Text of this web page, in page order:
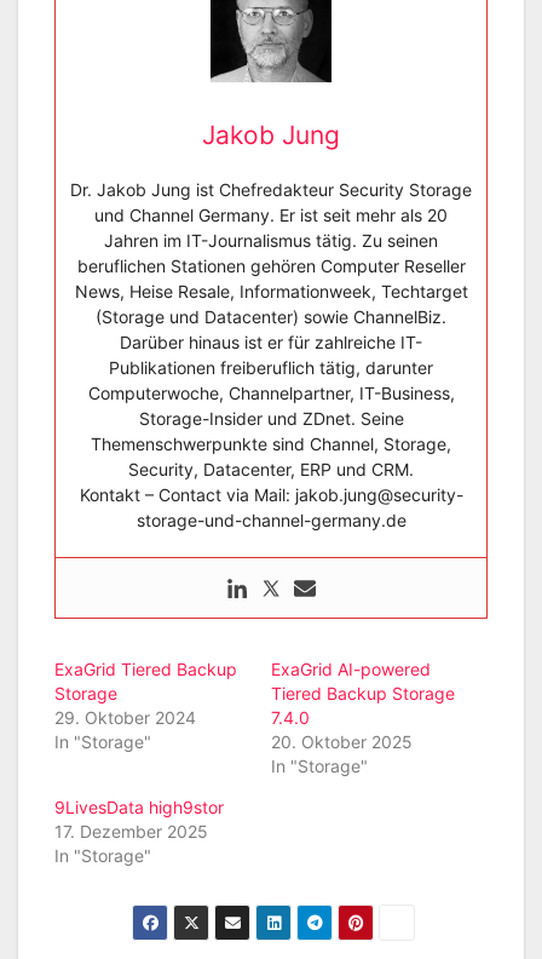
Jakob Jung
Dr. Jakob Jung ist Chefredakteur Security Storage
und Channel Germany. Er ist seit mehr als 20
Jahren im IT-Journalismus tätig. Zu seinen
beruflichen Stationen gehören Computer Reseller
News, Heise Resale, Informationweek, Techtarget
(Storage und Datacenter) sowie ChannelBiz.
Darüber hinaus ist er für zahlreiche IT-
Publikationen freiberuflich tätig, darunter
Computerwoche, Channelpartner, IT-Business,
Storage-Insider und ZDnet. Seine
Themenschwerpunkte sind Channel, Storage,
Security, Datacenter, ERP und CRM.
Kontakt – Contact via Mail: jakob.jung@security-
storage-und-channel-germany.de
ExaGrid Tiered Backup
Storage
29. Oktober 2024
In "Storage"
ExaGrid AI-powered
Tiered Backup Storage
7.4.0
20. Oktober 2025
In "Storage"
9LivesData high9stor
17. Dezember 2025
In "Storage"